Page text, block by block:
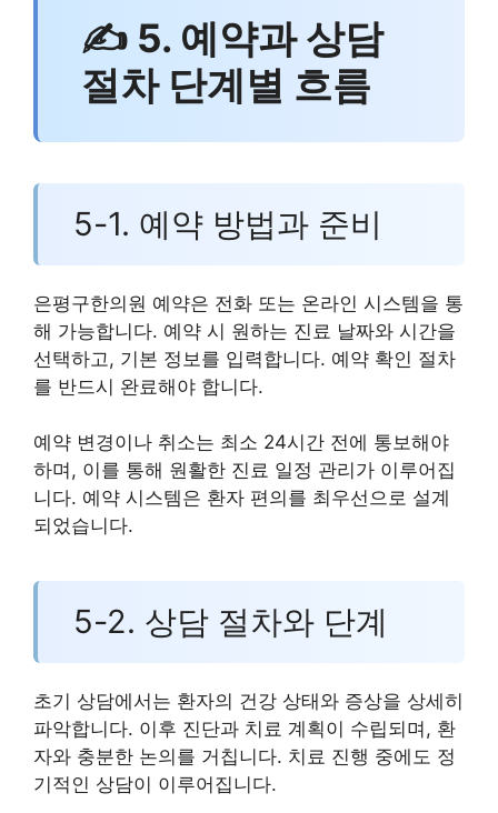
✍ 5. 예약과 상담
절차 단계별 흐름
5-1. 예약 방법과 준비
은평구한의원 예약은 전화 또는 온라인 시스템을 통
해 가능합니다. 예약 시 원하는 진료 날짜와 시간을
선택하고, 기본 정보를 입력합니다. 예약 확인 절차
를 반드시 완료해야 합니다.
예약 변경이나 취소는 최소 24시간 전에 통보해야
하며, 이를 통해 원활한 진료 일정 관리가 이루어집
니다. 예약 시스템은 환자 편의를 최우선으로 설계
되었습니다.
5-2. 상담 절차와 단계
초기 상담에서는 환자의 건강 상태와 증상을 상세히
파악합니다. 이후 진단과 치료 계획이 수립되며, 환
자와 충분한 논의를 거칩니다. 치료 진행 중에도 정
기적인 상담이 이루어집니다.